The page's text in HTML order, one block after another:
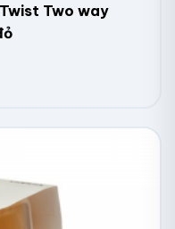
Two way